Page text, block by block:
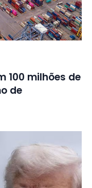
100 milhões de
de